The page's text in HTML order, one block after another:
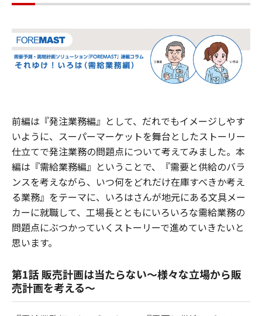
前編は『発注業務編』として、だれでもイメージしやす
いように、スーパーマーケットを舞台としたストーリー
仕立てで発注業務の問題点について考えてみました。本
編は『需給業務編』ということで、『需要と供給のバラ
ンスを考えながら、いつ何をどれだけ在庫すべきか考え
る業務』をテーマに、いろはさんが地元にある文具メー
カーに就職して、工場長とともにいろいろな需給業務の
問題点にぶつかっていくストーリーで進めていきたいと
思います。
第1話 販売計画は当たらない～様々な立場から販
売計画を考える～